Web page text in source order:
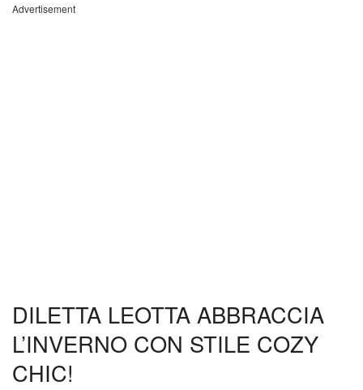
Advertisement
DILETTA LEOTTA ABBRACCIA
L’INVERNO CON STILE COZY
CHIC!